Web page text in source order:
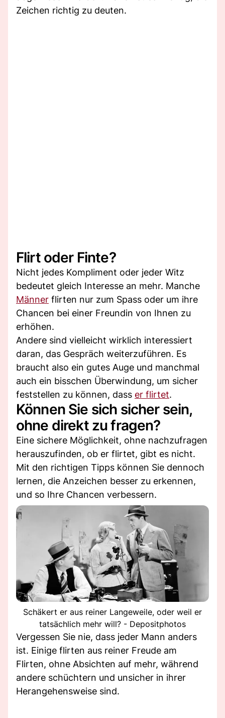
Zeichen richtig zu deuten.
Flirt oder Finte?
Nicht jedes Kompliment oder jeder Witz
bedeutet gleich Interesse an mehr. Manche
Männer flirten nur zum Spass oder um ihre
Chancen bei einer Freundin von Ihnen zu
erhöhen.
Andere sind vielleicht wirklich interessiert
daran, das Gespräch weiterzuführen. Es
braucht also ein gutes Auge und manchmal
auch ein bisschen Überwindung, um sicher
feststellen zu können, dass er flirtet.
Können Sie sich sicher sein,
ohne direkt zu fragen?
Eine sichere Möglichkeit, ohne nachzufragen
herauszufinden, ob er flirtet, gibt es nicht.
Mit den richtigen Tipps können Sie dennoch
lernen, die Anzeichen besser zu erkennen,
und so Ihre Chancen verbessern.
Schäkert er aus reiner Langeweile, oder weil er
tatsächlich mehr will? - Depositphotos
Vergessen Sie nie, dass jeder Mann anders
ist. Einige flirten aus reiner Freude am
Flirten, ohne Absichten auf mehr, während
andere schüchtern und unsicher in ihrer
Herangehensweise sind.